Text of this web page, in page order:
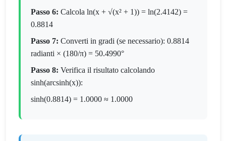
Passo 6: Calcola ln(x + √(x² + 1)) = ln(2.4142) =
0.8814
Passo 7: Converti in gradi (se necessario): 0.8814
radianti × (180/π) = 50.4990°
Passo 8: Verifica il risultato calcolando
sinh(arcsinh(x)):
sinh(0.8814) = 1.0000 ≈ 1.0000